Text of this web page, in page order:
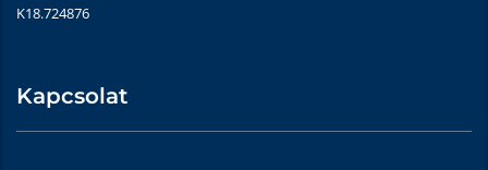
K18.724876
Kapcsolat